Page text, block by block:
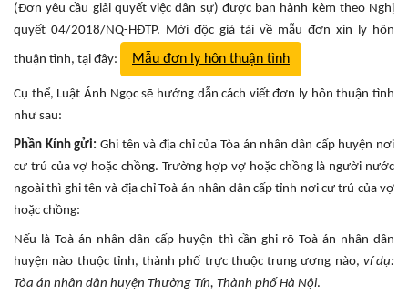
(Đơn yêu cầu giải quyết việc dân sự) được ban hành kèm theo Nghị
quyết 04/2018/NQ-HĐTP. Mời độc giả tải về mẫu đơn xin ly hôn
thuận tình, tại đây: Mẫu đơn ly hôn thuận tình
Cụ thể, Luật Ánh Ngọc sẽ hướng dẫn cách viết đơn ly hôn thuận tình
như sau:
Phần Kính gửi: Ghi tên và địa chỉ của Tòa án nhân dân cấp huyện nơi
cư trú của vợ hoặc chồng. Trường hợp vợ hoặc chồng là người nước
ngoài thì ghi tên và địa chỉ Toà án nhân dân cấp tỉnh nơi cư trú của vợ
hoặc chồng:
Nếu là Toà án nhân dân cấp huyện thì cần ghi rõ Toà án nhân dân
huyện nào thuộc tỉnh, thành phố trực thuộc trung ương nào, ví dụ:
Tòa án nhân dân huyện Thường Tín, Thành phố Hà Nội.